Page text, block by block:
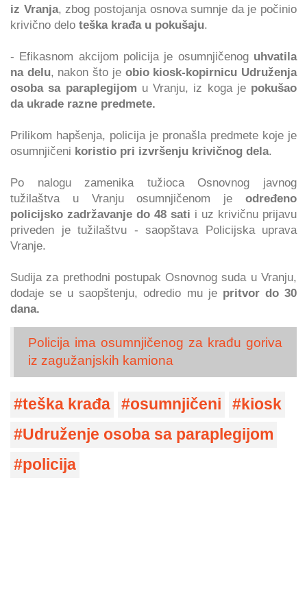
iz Vranja, zbog postojanja osnova sumnje da je počinio
krivično delo teška krađa u pokušaju.
- Efikasnom akcijom policija je osumnjičenog uhvatila
na delu, nakon što je obio kiosk-kopirnicu Udruženja
osoba sa paraplegijom u Vranju, iz koga je pokušao
da ukrade razne predmete.
Prilikom hapšenja, policija je pronašla predmete koje je
osumnjičeni koristio pri izvršenju krivičnog dela.
Po nalogu zamenika tužioca Osnovnog javnog
tužilaštva u Vranju osumnjičenom je određeno
policijsko zadržavanje do 48 sati i uz krivičnu prijavu
priveden je tužilaštvu - saopštava Policijska uprava
Vranje.
Sudija za prethodni postupak Osnovnog suda u Vranju,
dodaje se u saopštenju, odredio mu je pritvor do 30
dana.
Policija ima osumnjičenog za krađu goriva
iz zagužanjskih kamiona
teška krađa osumnjičeni
kiosk
Udruženje osoba sa paraplegijom
policija